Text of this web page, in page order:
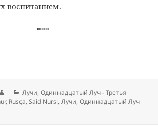
воспитанием.
***
АвторРубрики
Лучи,Одиннадцатый Луч - Третья
, Rusça,Said Nursi,Лучи,Одиннадцатый Луч